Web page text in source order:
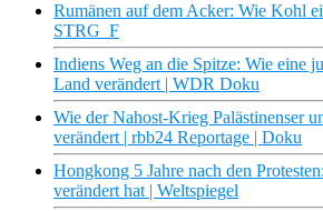
Rumänen auf dem Acker: Wie Kohl
STRG_F
Indiens Weg an die Spitze: Wie eine
Land verändert | WDR Doku
Wie der Nahost-Krieg Palästinenser
verändert | rbb24 Reportage | Doku
Hongkong 5 Jahre nach den
verändert hat | Weltspiegel